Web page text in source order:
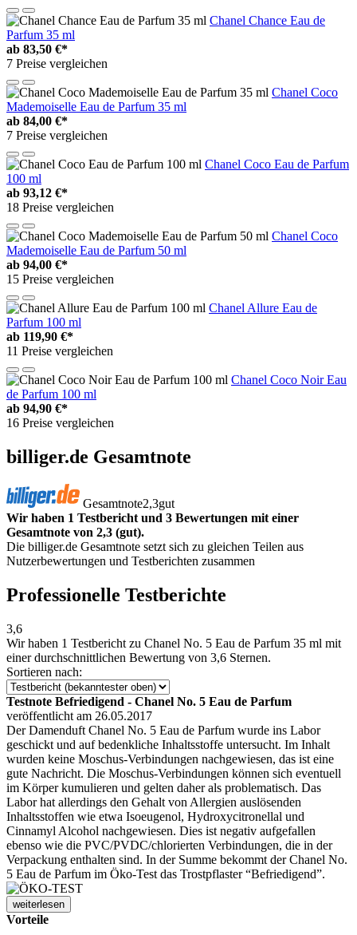
Chanel Chance Eau de
Parfum 35 ml
ab 83,50 €*
7 Preise vergleichen
Chanel Coco
Mademoiselle Eau de Parfum 35 ml
ab 84,00 €*
7 Preise vergleichen
Chanel Coco Eau de Parfum
100 ml
ab 93,12 €*
18 Preise vergleichen
Chanel Coco
Mademoiselle Eau de Parfum 50 ml
ab 94,00 €*
15 Preise vergleichen
Chanel Allure Eau de
Parfum 100 ml
ab 119,90 €*
11 Preise vergleichen
Chanel Coco Noir Eau
de Parfum 100 ml
ab 94,90 €*
16 Preise vergleichen
billiger.de Gesamtnote
Gesamtnote2,3gut
Wir haben 1 Testbericht und 3 Bewertungen mit einer
Gesamtnote von 2,3 (gut).
Die billiger.de Gesamtnote setzt sich zu gleichen Teilen aus
Nutzerbewertungen und Testberichten zusammen
Professionelle Testberichte
3,6
Wir haben 1 Testbericht zu Chanel No. 5 Eau de Parfum 35 ml mit
einer durchschnittlichen Bewertung von 3,6 Sternen.
Sortieren nach:
Testnote Befriedigend - Chanel No. 5 Eau de Parfum
veröffentlicht am 26.05.2017
Der Damenduft Chanel No. 5 Eau de Parfum wurde ins Labor
geschickt und auf bedenkliche Inhaltsstoffe untersucht. Im Inhalt
wurden keine Moschus-Verbindungen nachgewiesen, das ist eine
gute Nachricht. Die Moschus-Verbindungen können sich eventuell
im Körper kumulieren und gelten daher als problematisch. Das
Labor hat allerdings den Gehalt von Allergien auslösenden
Inhaltsstoffen wie etwa Isoeugenol, Hydroxycitronellal und
Cinnamyl Alcohol nachgewiesen. Dies ist negativ aufgefallen
ebenso wie die PVC/PVDC/chlorierten Verbindungen, die in der
Verpackung enthalten sind. In der Summe bekommt der Chanel No.
5 Eau de Parfum im Öko-Test das Trostpflaster “Befriedigend”.
weiterlesen
Vorteile